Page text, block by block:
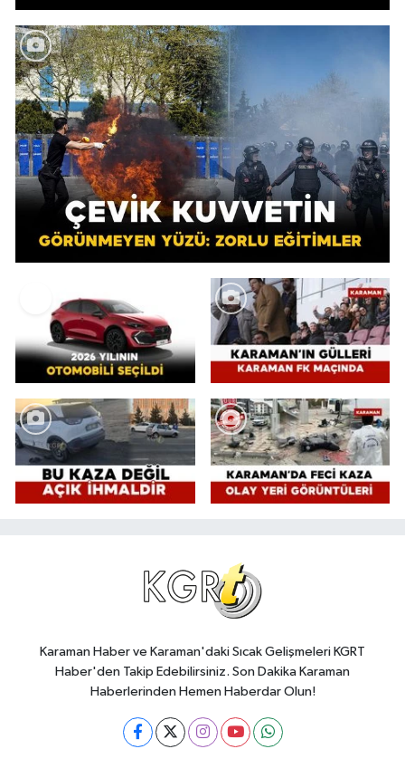
Karaman Haber ve Karaman'daki Sıcak Gelişmeleri KGRT
Haber'den Takip Edebilirsiniz. Son Dakika Karaman
Haberlerinden Hemen Haberdar Olun!